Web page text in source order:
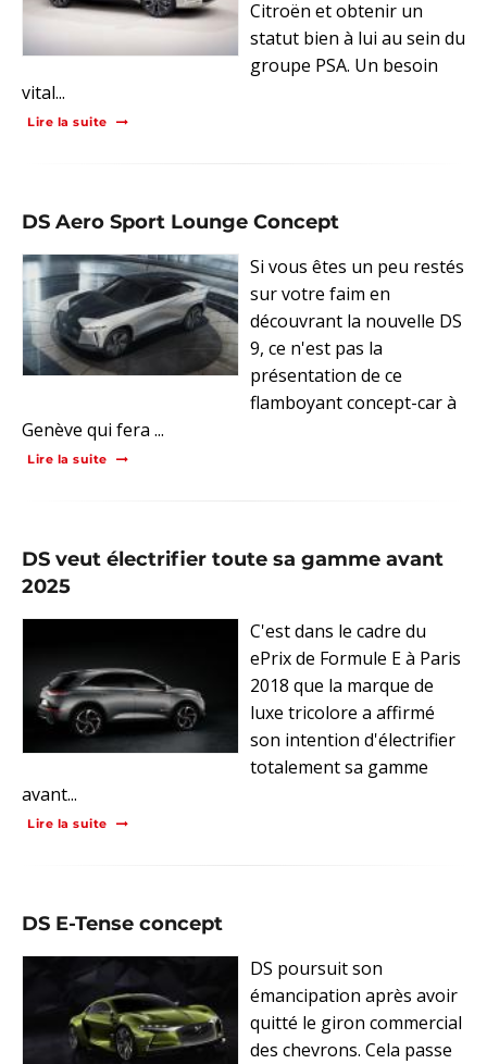
Citroën et obtenir un
statut bien à lui au sein du
groupe PSA. Un besoin
vital...
Lire la suite
DS Aero Sport Lounge Concept
Si vous êtes un peu restés
sur votre faim en
découvrant la nouvelle DS
9, ce n'est pas la
présentation de ce
flamboyant concept-car à
Genève qui fera ...
Lire la suite
DS veut électrifier toute sa gamme avant
2025
C'est dans le cadre du
ePrix de Formule E à Paris
2018 que la marque de
luxe tricolore a affirmé
son intention d'électrifier
totalement sa gamme
avant...
Lire la suite
DS E-Tense concept
DS poursuit son
émancipation après avoir
quitté le giron commercial
des chevrons. Cela passe